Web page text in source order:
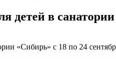
детей в